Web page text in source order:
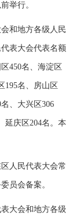
举行。
和地方各级人民
表大会代表名额
450名、海淀区
195名、房山区
、大兴区306
延庆区204名。本
人民代表大会常
员会备案。
大会和地方各级